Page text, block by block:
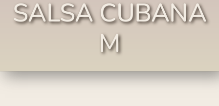
SALSA CUBANA
M